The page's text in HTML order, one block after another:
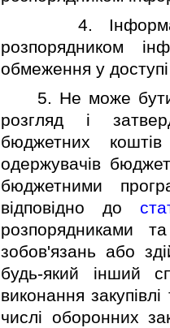
4. Iнформацiя
розпорядником
обмеження у
5. Не може бути
розгляд i
бюджетних
одержувачiв
бюджетними
вiдповiдно до
розпорядниками
зобов'язань або
будь-який iнший
виконання
числi оборонних